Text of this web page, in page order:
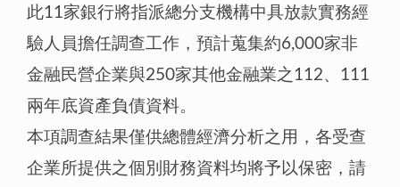
此11家銀行將指派總分支機構中具放款實務經
驗人員擔任調查工作，預計蒐集約6,000家非
金融民營企業與250家其他金融業之112、111
兩年底資產負債資料。
本項調查結果僅供總體經濟分析之用，各受查
企業所提供之個別財務資料均將予以保密，請